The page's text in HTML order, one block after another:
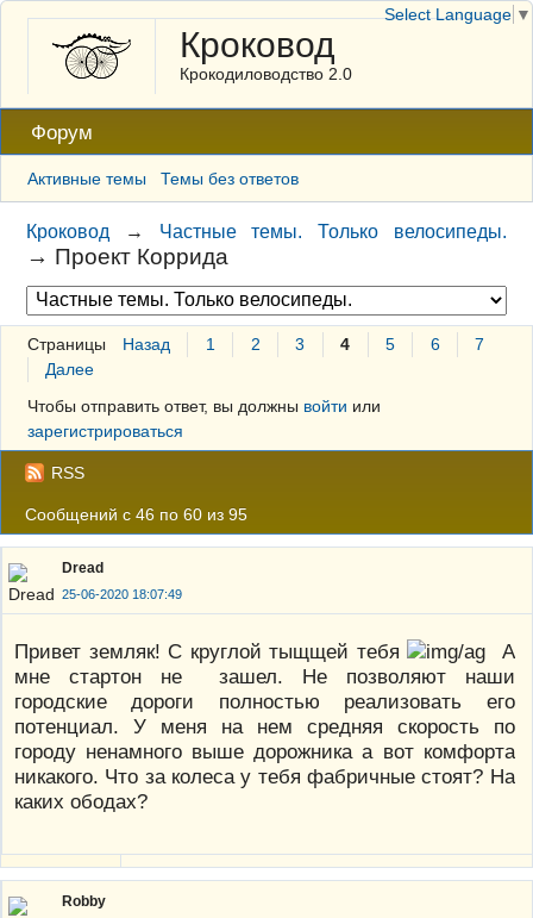
Кроковод
Крокодиловодство 2.0
Форум
Активные темы Темы без ответов
Кроковод → Частные темы. Только велосипеды.
→ Проект Коррида
Страницы Назад 1 2 3 4 5 6
7
Далее
Чтобы отправить ответ, вы должны войти или
зарегистрироваться
RSS
Сообщений с 46 по 60 из 95
Dread
25-06-2020 18:07:49
Привет земляк! С круглой тыщщей тебя
А
мне стартон не зашел. Не позволяют наши
городские дороги полностью реализовать его
потенциал. У меня на нем средняя скорость по
городу ненамного выше дорожника а вот комфорта
никакого. Что за колеса у тебя фабричные стоят? На
каких ободах?
Robby
Select Language ▼